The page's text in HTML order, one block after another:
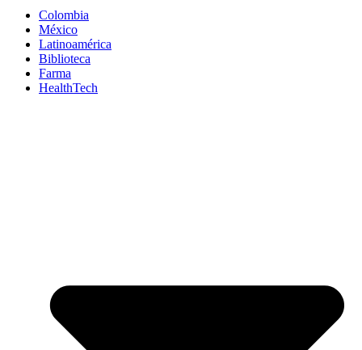
Colombia
México
Latinoamérica
Biblioteca
Farma
HealthTech